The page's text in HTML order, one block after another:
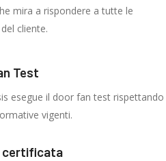
mira a rispondere a tutte le
cliente.
Test
esegue il door fan test rispettando
vigenti.
certificata